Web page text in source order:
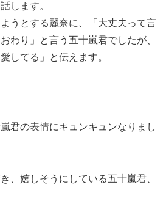
します。
うとする麗奈に、「大丈夫って言
わり」と言う五十嵐君でしたが、
愛してる」 と伝えます。
君の表情にキュンキュンなりまし
、嬉しそうにしている五十嵐君、